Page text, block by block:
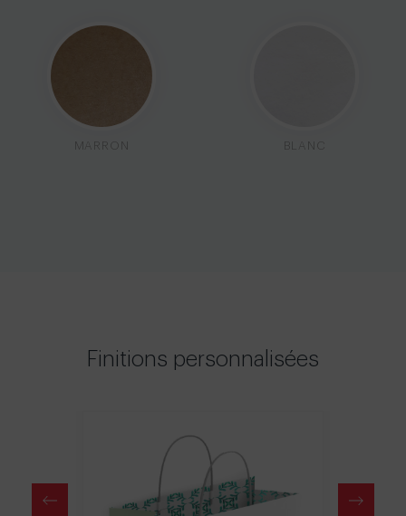
MARRON BLANC
Finitions personnalisées